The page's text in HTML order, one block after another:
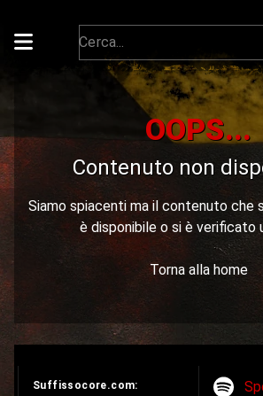
OOPS...
Contenuto non
Siamo spiacenti ma il contenuto che
è disponibile o si è verificato
Torna alla home
Suffissocore.com: